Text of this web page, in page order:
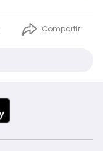
Compartir